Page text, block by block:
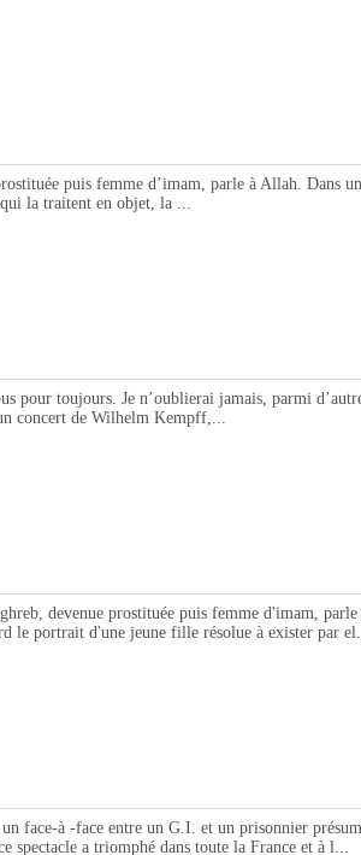
puis femme d’imam, parle à Allah. Dans
la traitent en objet, la ...
pour toujours. Je n’oublierai jamais, parmi
concert de Wilhelm Kempff,...
devenue prostituée puis femme d'imam,
le portrait d'une jeune fille résolue à exister par
à -face entre un G.I. et un prisonnier
spectacle a triomphé dans toute la France et à l...